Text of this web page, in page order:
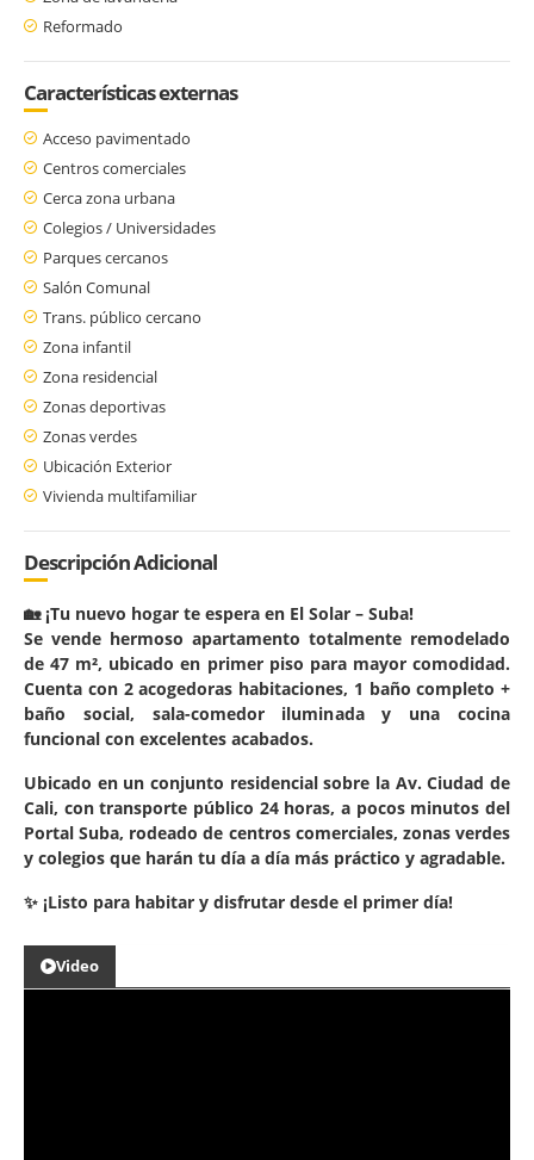
Reformado
Características externas
Acceso pavimentado
Centros comerciales
Cerca zona urbana
Colegios / Universidades
Parques cercanos
Salón Comunal
Trans. público cercano
Zona infantil
Zona residencial
Zonas deportivas
Zonas verdes
Ubicación Exterior
Vivienda multifamiliar
Descripción Adicional
🏡 ¡Tu nuevo hogar te espera en El Solar – Suba!
Se vende hermoso apartamento totalmente remodelado
de 47 m², ubicado en primer piso para mayor comodidad.
Cuenta con 2 acogedoras habitaciones, 1 baño completo +
baño social, sala-comedor iluminada y una cocina
funcional con excelentes acabados.
Ubicado en un conjunto residencial sobre la Av. Ciudad de
Cali, con transporte público 24 horas, a pocos minutos del
Portal Suba, rodeado de centros comerciales, zonas verdes
y colegios que harán tu día a día más práctico y agradable.
✨ ¡Listo para habitar y disfrutar desde el primer día!
Video